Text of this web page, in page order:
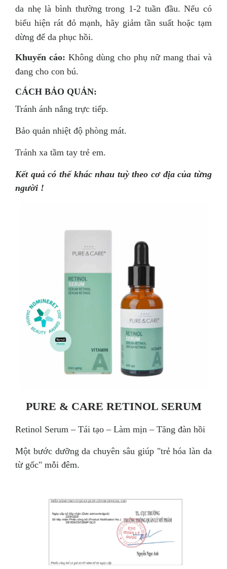
da nhẹ là bình thường trong 1-2 tuần đầu. Nếu có
biểu hiện rát đỏ mạnh, hãy giảm tần suất hoặc tạm
dừng để da phục hồi.
Khuyến cáo: Không dùng cho phụ nữ mang thai và
đang cho con bú.
CÁCH BẢO QUẢN:
Tránh ánh nắng trực tiếp.
Bảo quản nhiệt độ phòng mát.
Tránh xa tầm tay trẻ em.
Kết quả có thể khác nhau tuỳ theo cơ địa của từng
người !
PURE & CARE RETINOL SERUM
Retinol Serum – Tái tạo – Làm mịn – Tăng đàn hồi
Một bước dưỡng da chuyên sâu giúp "trẻ hóa làn da
từ gốc" mỗi đêm.